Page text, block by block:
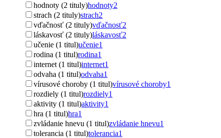
hodnoty (2 tituly)hodnoty2
strach (2 tituly)strach2
vďačnosť (2 tituly)vďačnosť2
láskavosť (2 tituly)láskavosť2
učenie (1 titul)učenie1
rodina (1 titul)rodina1
internet (1 titul)internet1
odvaha (1 titul)odvaha1
vírusové choroby (1 titul)vírusové choroby1
rozdiely (1 titul)rozdiely1
aktivity (1 titul)aktivity1
hra (1 titul)hra1
zvládanie hnevu (1 titul)zvládanie hnevu1
tolerancia (1 titul)tolerancia1